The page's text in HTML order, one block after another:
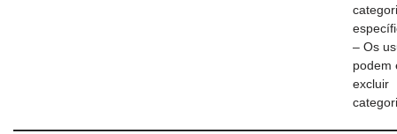
– Os
podem
excluir